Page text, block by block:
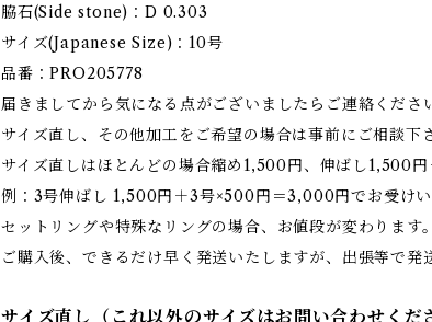
脇石(Side stone)：D 0.303
サイズ(Japanese Size)：10号
品番：PRO205778
届きましてから気になる点がございましたらご連絡くださ
サイズ直し、その他加工をご希望の場合は事前にご相談下
サイズ直しはほとんどの場合縮め1,500円、伸ばし1,500
例：3号伸ばし 1,500円＋3号×500円＝3,000円でお受けい
セットリングや特殊なリングの場合、お値段が変わります。
ご購入後、できるだけ早く発送いたしますが、出張等で発
サイズ直し（これ以外のサイズはお問い合わせくだ